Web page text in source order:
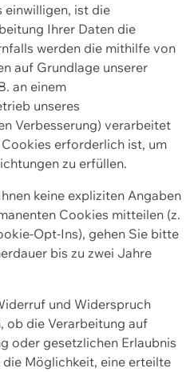
einwilligen, ist die
Ihrer Daten die
werden die mithilfe von
auf Grundlage unserer
an einem
unseres
Verbesserung) verarbeitet
erforderlich ist, um
zu erfüllen.
keine expliziten Angaben
Cookies mitteilen (z.
Opt-Ins), gehen Sie bitte
bis zu zwei Jahre
und Widerspruch
ob die Verarbeitung auf
oder gesetzlichen Erlaubnis
Möglichkeit, eine erteilte